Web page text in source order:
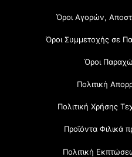
Όροι Αγορών,
Όροι Συμμετοχής σε
Όροι
Πολιτική
Πολιτική Χρήσης
Προϊόντα Φιλικά
Πολιτική